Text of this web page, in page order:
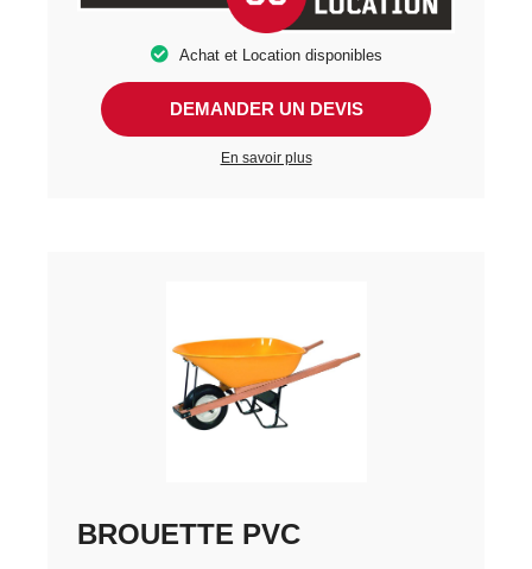
Achat et Location disponibles
DEMANDER UN DEVIS
En savoir plus
BROUETTE PVC